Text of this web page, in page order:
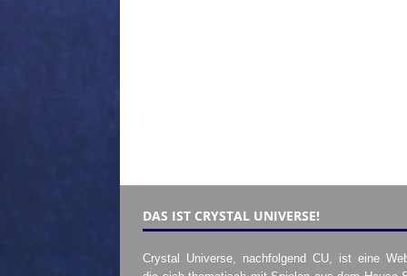
DAS IST CRYSTAL UNIVERSE!
Crystal Universe, nachfolgend CU, ist eine